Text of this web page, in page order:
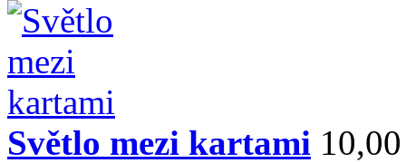
Světlo mezi kartami